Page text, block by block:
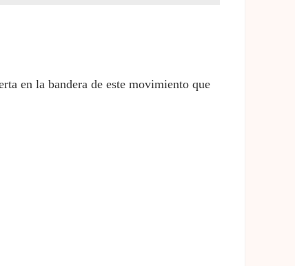
en la bandera de este movimiento que